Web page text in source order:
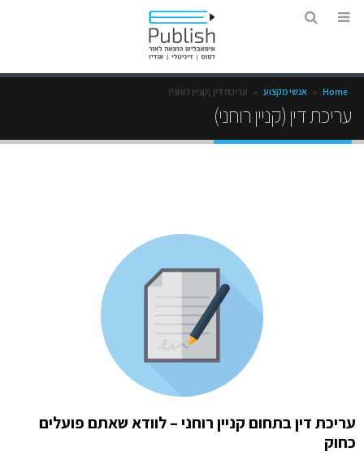
Home
» אנשי מקצוע » עריכת דין (קניין רוחני)
עריכת דין (קניין רוחני)
עריכת דין בתחום קניין רוחני – לוודא שאתם פועלים
כחוק